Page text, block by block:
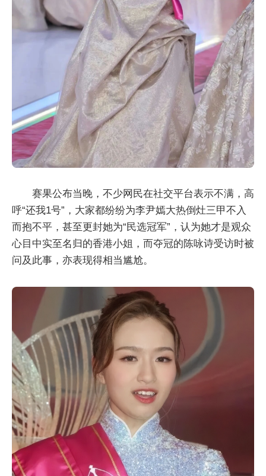
赛果公布当晚，不少网民在社交平台表示不满，高
呼“还我1号”，大家都纷纷为李尹嫣大热倒灶三甲不入
而抱不平，甚至更封她为“民选冠军”，认为她才是观众
心目中实至名归的香港小姐，而夺冠的陈咏诗受访时被
问及此事，亦表现得相当尴尬。